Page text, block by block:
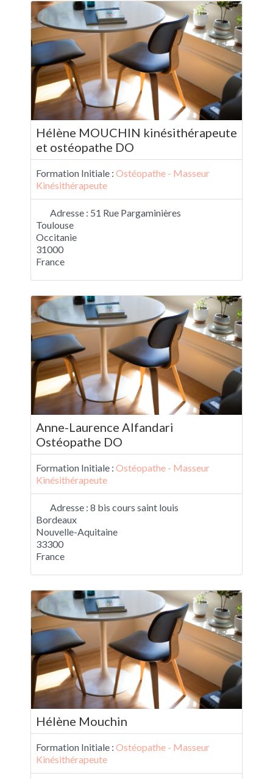
Hélène MOUCHIN kinésithérapeute
et ostéopathe DO
Formation Initiale : Ostéopathe - Masseur
Kinésithérapeute
Adresse : 51 Rue Pargaminières
Toulouse
Occitanie
31000
France
Anne-Laurence Alfandari
Ostéopathe DO
Formation Initiale : Ostéopathe - Masseur
Kinésithérapeute
Adresse : 8 bis cours saint louis
Bordeaux
Nouvelle-Aquitaine
33300
France
Hélène Mouchin
Formation Initiale : Ostéopathe - Masseur
Kinésithérapeute